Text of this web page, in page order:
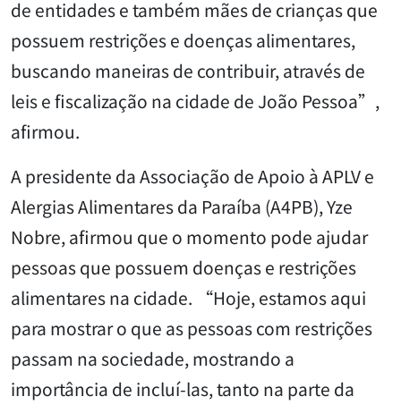
de entidades e também mães de crianças que
possuem restrições e doenças alimentares,
buscando maneiras de contribuir, através de
leis e fiscalização na cidade de João Pessoa”,
afirmou.
A presidente da Associação de Apoio à APLV e
Alergias Alimentares da Paraíba (A4PB), Yze
Nobre, afirmou que o momento pode ajudar
pessoas que possuem doenças e restrições
alimentares na cidade. “Hoje, estamos aqui
para mostrar o que as pessoas com restrições
passam na sociedade, mostrando a
importância de incluí-las, tanto na parte da